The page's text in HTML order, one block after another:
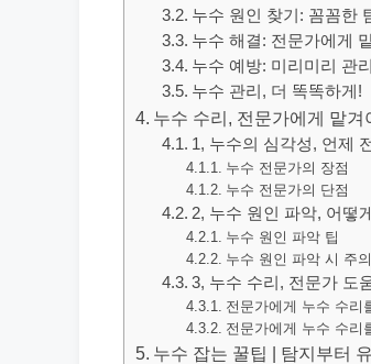
누수 원인 찾기: 꼼꼼한
누수 해결: 전문가에게
누수 예방: 미리미리 관
누수 관리, 더 똑똑하게!
누수 수리, 전문가에게 맡겨
1, 누수의 심각성, 언제
누수 전문가의 장점
누수 전문가의 단점
2, 누수 원인 파악, 어떻
누수 원인 파악 팁
누수 원인 파악 시 주
3, 누수 수리, 전문가 도
전문가에게 누수 수리
전문가에게 누수 수리
누수 잡는 꿀팁 | 탐지부터